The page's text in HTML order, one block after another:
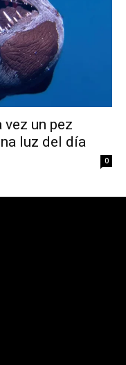
vez un pez
luz del día
0